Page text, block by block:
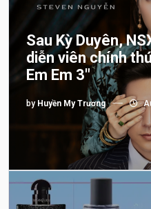
Sau Kỳ Duyên,
diễn viên chính
Em Em 3″
by Huyền My Trương